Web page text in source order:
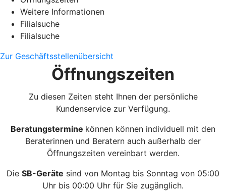
Weitere Informationen
Filialsuche
Filialsuche
Zur Geschäftsstellenübersicht
Öffnungszeiten
Zu diesen Zeiten steht Ihnen der persönliche
Kundenservice zur Verfügung.
Beratungstermine können können individuell mit den
Beraterinnen und Beratern auch außerhalb der
Öffnungszeiten vereinbart werden.
Die SB-Geräte sind von Montag bis Sonntag von 05:00
Uhr bis 00:00 Uhr für Sie zugänglich.